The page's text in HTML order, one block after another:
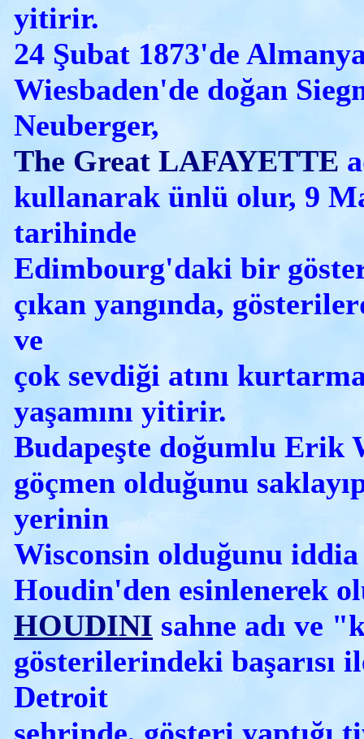
yitirir.
24 Şubat 1873'de
Wiesbaden'de doğan
Neuberger,
The Great LAFAYETTE
kullanarak ünlü olur, 9
tarihinde
Edimbourg'daki bir
çıkan yangında,
ve
çok sevdiği atını
yaşamını yitirir.
Budapeşte doğumlu Erik
göçmen olduğunu
yerinin
Wisconsin olduğunu
Houdin'den esinlenerek
HOUDINI sahne adı ve
gösterilerindeki başarısı
Detroit